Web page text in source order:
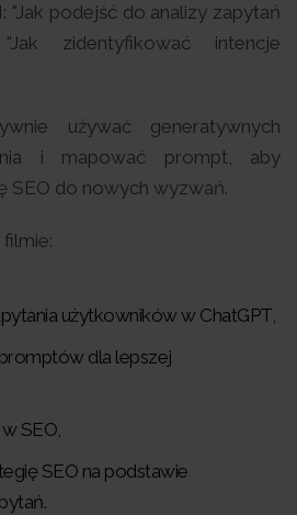
"Jak podejść do analizy zapytań
zidentyfikować intencje
używać generatywnych
i mapować prompt, aby
SEO do nowych wyzwań.
użytkowników w ChatGPT,
dla lepszej
SEO,
SEO na podstawie